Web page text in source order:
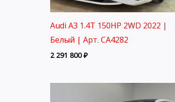
Audi A3 1.4T 150HP 2WD 2022 |
Белый | Арт. CA4282
2 291 800₽